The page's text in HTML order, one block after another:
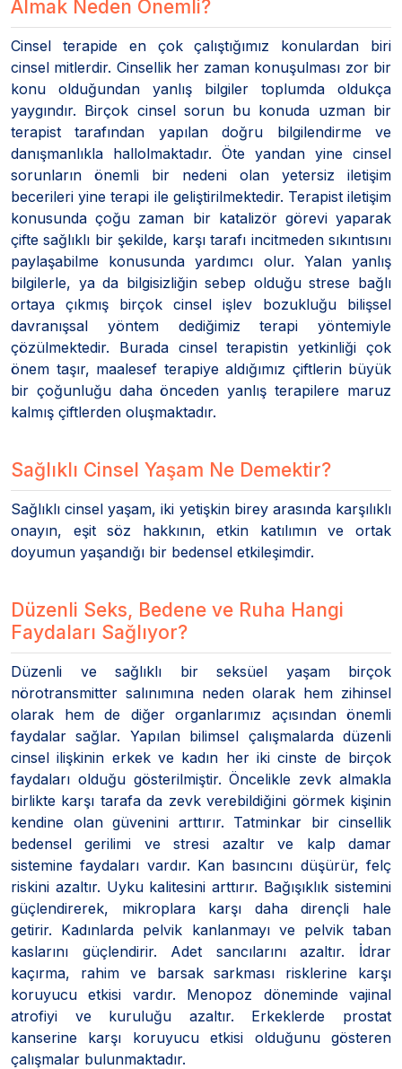
Almak Neden Önemli?
Cinsel terapide en çok çalıştığımız konulardan biri
cinsel mitlerdir. Cinsellik her zaman konuşulması zor bir
konu olduğundan yanlış bilgiler toplumda oldukça
yaygındır. Birçok cinsel sorun bu konuda uzman bir
terapist tarafından yapılan doğru bilgilendirme ve
danışmanlıkla hallolmaktadır. Öte yandan yine cinsel
sorunların önemli bir nedeni olan yetersiz iletişim
becerileri yine terapi ile geliştirilmektedir. Terapist iletişim
konusunda çoğu zaman bir katalizör görevi yaparak
çifte sağlıklı bir şekilde, karşı tarafı incitmeden sıkıntısını
paylaşabilme konusunda yardımcı olur. Yalan yanlış
bilgilerle, ya da bilgisizliğin sebep olduğu strese bağlı
ortaya çıkmış birçok cinsel işlev bozukluğu bilişsel
davranışsal yöntem dediğimiz terapi yöntemiyle
çözülmektedir. Burada cinsel terapistin yetkinliği çok
önem taşır, maalesef terapiye aldığımız çiftlerin büyük
bir çoğunluğu daha önceden yanlış terapilere maruz
kalmış çiftlerden oluşmaktadır.
Sağlıklı Cinsel Yaşam Ne Demektir?
Sağlıklı cinsel yaşam, iki yetişkin birey arasında karşılıklı
onayın, eşit söz hakkının, etkin katılımın ve ortak
doyumun yaşandığı bir bedensel etkileşimdir.
Düzenli Seks, Bedene ve Ruha Hangi
Faydaları Sağlıyor?
Düzenli ve sağlıklı bir seksüel yaşam birçok
nörotransmitter salınımına neden olarak hem zihinsel
olarak hem de diğer organlarımız açısından önemli
faydalar sağlar. Yapılan bilimsel çalışmalarda düzenli
cinsel ilişkinin erkek ve kadın her iki cinste de birçok
faydaları olduğu gösterilmiştir. Öncelikle zevk almakla
birlikte karşı tarafa da zevk verebildiğini görmek kişinin
kendine olan güvenini arttırır. Tatminkar bir cinsellik
bedensel gerilimi ve stresi azaltır ve kalp damar
sistemine faydaları vardır. Kan basıncını düşürür, felç
riskini azaltır. Uyku kalitesini arttırır. Bağışıklık sistemini
güçlendirerek, mikroplara karşı daha dirençli hale
getirir. Kadınlarda pelvik kanlanmayı ve pelvik taban
kaslarını güçlendirir. Adet sancılarını azaltır. İdrar
kaçırma, rahim ve barsak sarkması risklerine karşı
koruyucu etkisi vardır. Menopoz döneminde vajinal
atrofiyi ve kuruluğu azaltır. Erkeklerde prostat
kanserine karşı koruyucu etkisi olduğunu gösteren
çalışmalar bulunmaktadır.